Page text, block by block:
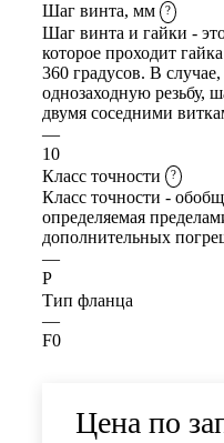
Шаг винта, мм
?
Шаг винта и гайки -
которое проходит
360 градусов. В
однозаходную резьбу,
двумя соседними
—
10
Класс точности
?
Класс точности -
определяемая
дополнительных
—
P
Тип фланца
—
F0
Цена по